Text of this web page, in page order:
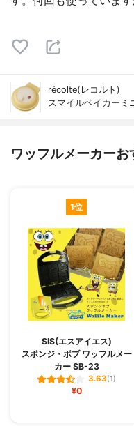
récolte(レコルト)
スマイルベイカーミ
ワッフルメーカー
1位
SIS(エスアイエス)
スポンジ・ボブ ワッフルメー
カー SB-23
3.63(1)
¥0